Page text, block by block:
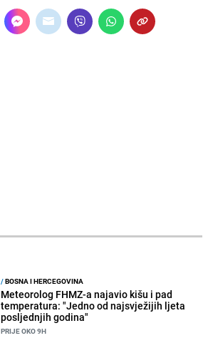
/BOSNA I HERCEGOVINA
Meteorolog FHMZ-a najavio kišu i pad
temperatura: "Jedno od najsvježijih ljeta
posljednjih godina"
PRIJE OKO 9H